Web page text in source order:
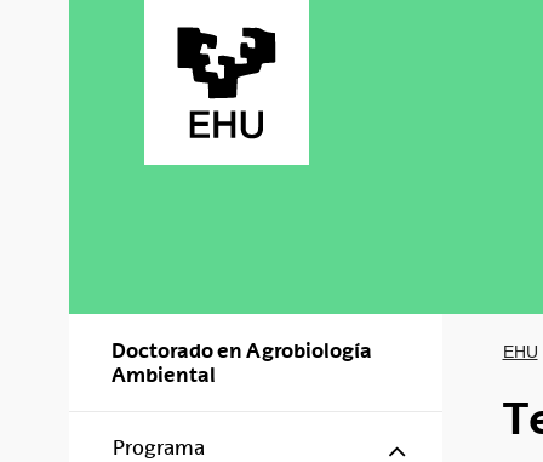
Doctorado en Agrobiología
Ambiental
Programa Mostrar/
EHU